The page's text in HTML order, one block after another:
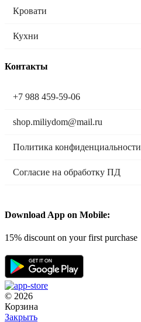
Кровати
Кухни
Контакты
+7 988 459-59-06
shop.miliydom@mail.ru
Политика конфиденциальности
Согласие на обработку ПД
Download App on Mobile:
15% discount on your first purchase
© 2026
Корзина
Закрыть